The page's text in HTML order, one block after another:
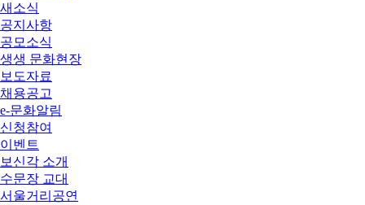
새소식
공지사항
공모소식
생생 문화현장
보도자료
채용공고
e-문화알림
신청참여
이벤트
보신각 소개
수문장 교대
서울거리공연